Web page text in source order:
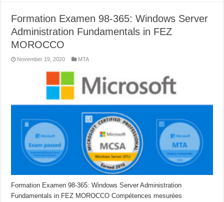
Formation Examen 98-365: Windows Server
Administration Fundamentals in FEZ
MOROCCO
November 19, 2020 MTA
Formation Examen 98-365: Windows Server Administration
Fundamentals in FEZ MOROCCO Compétences mesurées